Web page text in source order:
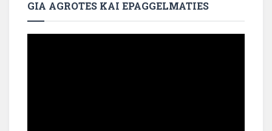
GIA AGROTES KAI EPAGGELMATIES